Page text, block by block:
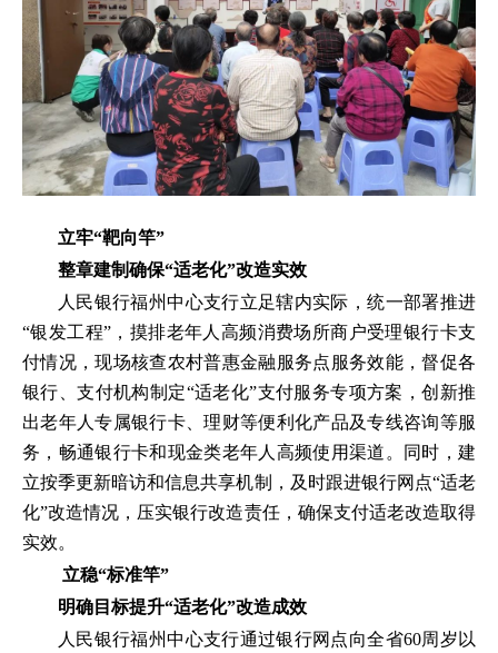
立牢“靶向竿”
整章建制确保“适老化”改造实效
人民银行福州中心支行立足辖内实际，统一部署推进
“银发工程”，摸排老年人高频消费场所商户受理银行卡支
付情况，现场核查农村普惠金融服务点服务效能，督促各
银行、支付机构制定“适老化”支付服务专项方案，创新推
出老年人专属银行卡、理财等便利化产品及专线咨询等服
务，畅通银行卡和现金类老年人高频使用渠道。同时，建
立按季更新暗访和信息共享机制，及时跟进银行网点“适老
化”改造情况，压实银行改造责任，确保支付适老改造取得
实效。
立稳“标准竿”
明确目标提升“适老化”改造成效
人民银行福州中心支行通过银行网点向全省60周岁以